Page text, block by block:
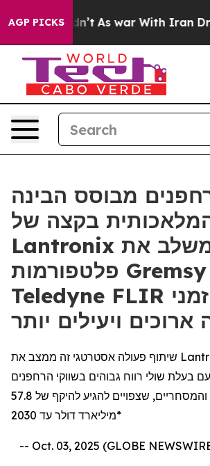
AGP PICKS
Didn’t As war With Iran Drove oil
מבוסס הבינה
בקצה של
Lantronix משלב את
פלטפורמות Gremsy ו-
Teledyne FLIR להשגת זמני
ארוכים ויעילים יותר
שיתוף פעולה אסטרטגי זה ממצב את Lantronix לצמיחה
בעלת שולי רווח גבוהים בשווקי הרחפנים
הביטחוניים והמסחריים, שצפויים להגיע להיקף של 57.8
מיליארד דולר עד 2030*